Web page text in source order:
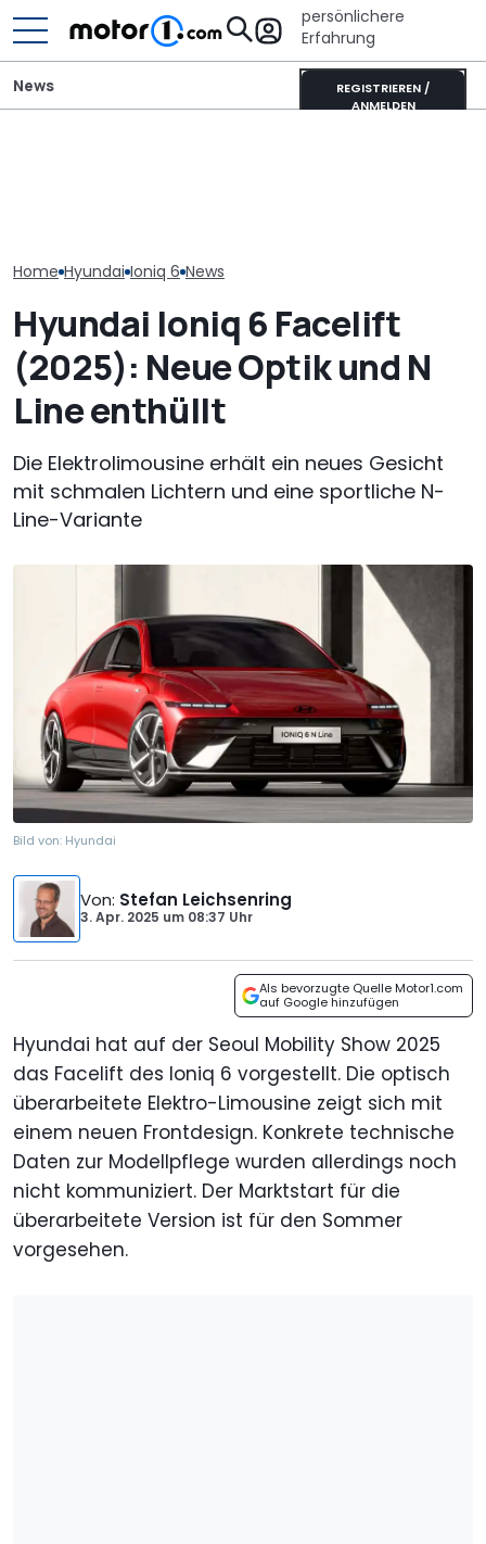
persönlichere
Erfahrung
REGISTRIEREN /
ANMELDEN
News
Home Hyundai Ioniq 6 News
Hyundai Ioniq 6 Facelift
(2025): Neue Optik und N
Line enthüllt
Die Elektrolimousine erhält ein neues Gesicht
mit schmalen Lichtern und eine sportliche N-
Line-Variante
Bild von: Hyundai
Von: Stefan Leichsenring
3. Apr. 2025 um 08:37 Uhr
Als bevorzugte Quelle Motor1.com
auf Google hinzufügen
Hyundai hat auf der Seoul Mobility Show 2025
das Facelift des Ioniq 6 vorgestellt. Die optisch
überarbeitete Elektro-Limousine zeigt sich mit
einem neuen Frontdesign. Konkrete technische
Daten zur Modellpflege wurden allerdings noch
nicht kommuniziert. Der Marktstart für die
überarbeitete Version ist für den Sommer
vorgesehen.